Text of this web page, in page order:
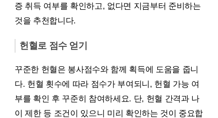
증 취득 여부를 확인하고, 없다면 지금부터 준비하는
것을 추천합니다.
헌혈로 점수 얻기
꾸준한 헌혈은 봉사점수와 함께 획득에 도움을 줍니
다. 헌혈 횟수에 따라 점수가 부여되니, 헌혈 가능 여
부를 확인 후 꾸준히 참여하세요. 단, 헌혈 간격과 나
이 제한 등 조건이 있으니 미리 확인하는 것이 중요합